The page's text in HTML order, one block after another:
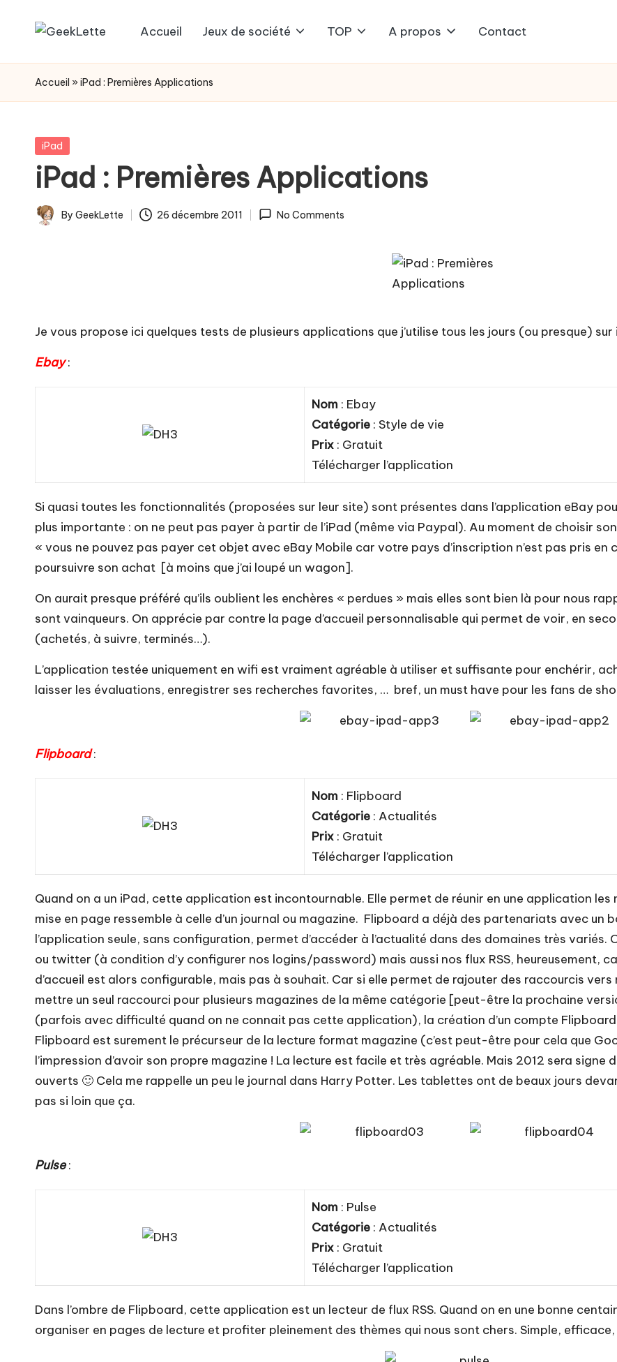
content
G
e
k
L
e
sur
de
société
Accueil Jeux de société TOP A propos Contact
Accueil » iPad : Premières Applications
Posted
iPad
iPad : Premières Applications
Posted
By GeekLette 26 décembre 2011 No Comments
Je vous propose ici quelques tests de plusieurs applications que j’utilise tous les jours (ou presque) sur
Ebay:
Nom : Ebay
Catégorie : Style de vie
Prix : Gratuit
Télécharger l’application
Si quasi toutes les fonctionnalités (proposées sur leur site) sont présentes dans l’application eBay
plus importante : on ne peut pas payer à partir de l’iPad (même via Paypal). Au moment de choisir
« vous ne pouvez pas payer cet objet avec eBay Mobile car votre pays d’inscription n’est pas pris
poursuivre son achat [à moins que j’ai loupé un wagon].
On aurait presque préféré qu’ils oublient les enchères « perdues » mais elles sont bien là pour nous
sont vainqueurs. On apprécie par contre la page d’accueil personnalisable qui permet de voir, en
(achetés, à suivre, terminés…).
L’application testée uniquement en wifi est vraiment agréable à utiliser et suffisante pour enchérir,
laisser les évaluations, enregistrer ses recherches favorites, … bref, un must have pour les fans de
Flipboard:
Nom : Flipboard
Catégorie : Actualités
Prix : Gratuit
Télécharger l’application
Quand on a un iPad, cette application est incontournable. Elle permet de réunir en une application les
mise en page ressemble à celle d’un journal ou magazine. Flipboard a déjà des partenariats avec un
l’application seule, sans configuration, permet d’accéder à l’actualité dans des domaines très
ou twitter (à condition d’y configurer nos logins/password) mais aussi nos flux RSS, heureusement,
d’accueil est alors configurable, mais pas à souhait. Car si elle permet de rajouter des raccourcis
mettre un seul raccourci pour plusieurs magazines de la même catégorie [peut-être la prochaine
(parfois avec difficulté quand on ne connait pas cette application), la création d’un compte
Flipboard est surement le précurseur de la lecture format magazine (c’est peut-être pour cela que
l’impression d’avoir son propre magazine ! La lecture est facile et très agréable. Mais 2012 sera signe
ouverts 🙂 Cela me rappelle un peu le journal dans Harry Potter. Les tablettes ont de beaux jours
pas si loin que ça.
Pulse:
Nom : Pulse
Catégorie : Actualités
Prix : Gratuit
Télécharger l’application
Dans l’ombre de Flipboard, cette application est un lecteur de flux RSS. Quand on en une bonne
organiser en pages de lecture et profiter pleinement des thèmes qui nous sont chers. Simple,